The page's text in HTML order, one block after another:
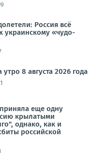
Россия всё
украинскому «чудо-
8 августа 2026 года
еще одну
крылатыми
однако, как и
российской